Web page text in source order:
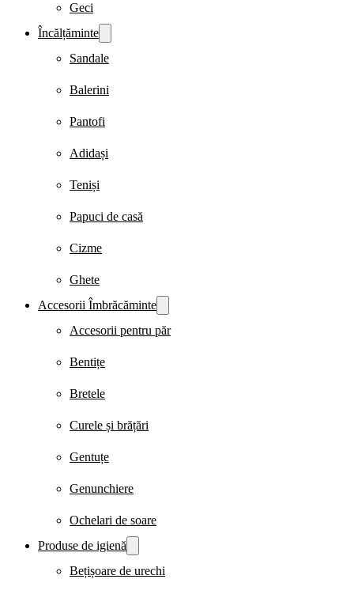
Geci
Încălțăminte
Sandale
Balerini
Pantofi
Adidași
Teniși
Papuci de casă
Cizme
Ghete
Accesorii Îmbrăcăminte
Accesorii pentru păr
Bentițe
Bretele
Curele și brățări
Gentuțe
Genunchiere
Ochelari de soare
Produse de igienă
Bețișoare de urechi